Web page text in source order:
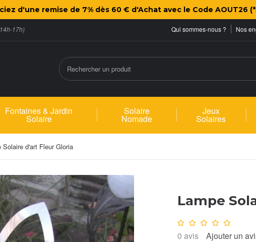
d'une remise de 7% dès 60 € d'Achat avec le Code AOUT26
17h) Qui sommes-nous ? Nos
Fontaines & Jardin
Solaire
Solaire
Nomade
Jeux
Solaires
Solaire d'art Fleur Gloria
Lampe
Note : 0/10
0 avis Ajouter un